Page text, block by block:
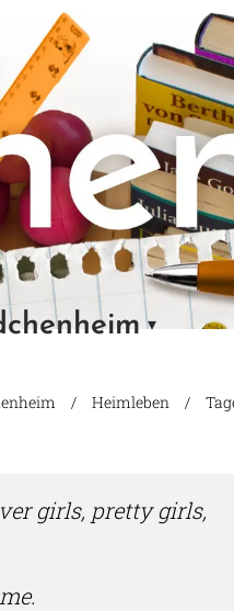
Heimleben
girls, pretty girls,